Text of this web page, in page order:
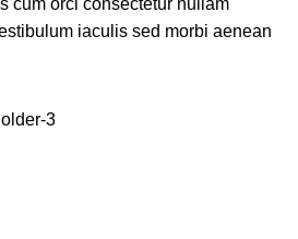
iaculis sed morbi aenean